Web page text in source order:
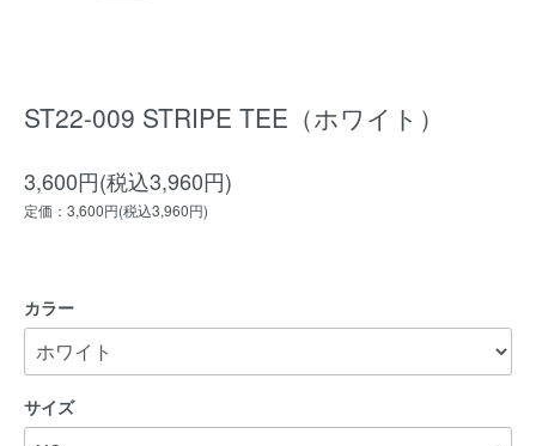
ST22-009 STRIPE TEE（ホワイト）
3,600円(税込3,960円)
定価：3,600円(税込3,960円)
カラー
サイズ